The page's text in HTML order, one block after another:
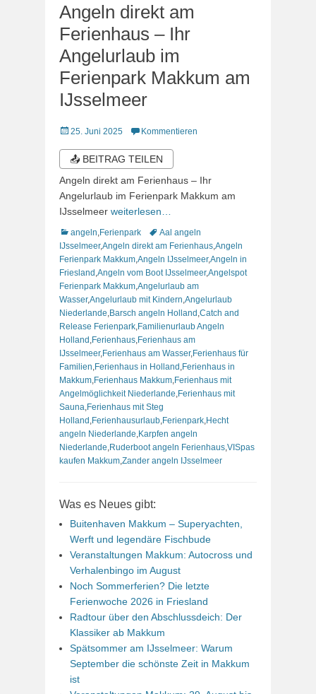
Angeln direkt am
Ferienhaus – Ihr
Angelurlaub im
Ferienpark Makkum am
IJsselmeer
Veröffentlicht
25. Juni 2025 Kommentieren
📤 BEITRAG TEILEN
Angeln direkt am Ferienhaus – Ihr
Angelurlaub im Ferienpark Makkum am
IJsselmeer weiterlesen…
Kategorien
angeln Ferienpark Schlagworte
Aal angeln
IJsselmeer,Angeln direkt am Ferienhaus Angeln
Ferienpark Makkum Angeln IJsselmeer,Angeln in
Friesland Angeln vom Boot IJsselmeer,Angelspot
Ferienpark Makkum Angelurlaub am
Wasser,Angelurlaub mit Kindern Angelurlaub
Niederlande Barsch angeln Holland Catch and
Release Ferienpark Familienurlaub Angeln
Holland Ferienhaus Ferienhaus am
IJsselmeer, Ferienhaus am Wasser, Ferienhaus für
Familien Ferienhaus in Holland Ferienhaus in
Makkum Ferienhaus Makkum Ferienhaus mit
Angelmöglichkeit Niederlande Ferienhaus mit
Sauna Ferienhaus mit Steg
Holland Ferienhausurlaub Ferienpark Hecht
angeln Niederlande Karpfen angeln
Niederlande Ruderboot angeln Ferienhaus VISpas
kaufen Makkum Zander angeln IJsselmeer
Was es Neues gibt:
Buitenhaven Makkum – Superyachten,
Werft und legendäre Fischbude
Veranstaltungen Makkum: Autocross und
Verhalenbingo im August
Noch Sommerferien? Die letzte
Ferienwoche 2026 in Friesland
Radtour über den Abschlussdeich: Der
Klassiker ab Makkum
Spätsommer am IJsselmeer: Warum
September die schönste Zeit in Makkum
ist